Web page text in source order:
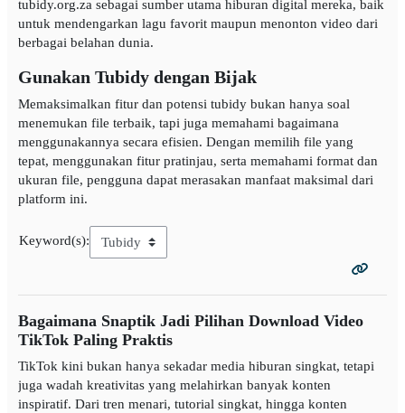
tubidy.org.za sebagai sumber utama hiburan digital mereka, baik
untuk mendengarkan lagu favorit maupun menonton video dari
berbagai belahan dunia.
Gunakan Tubidy dengan Bijak
Memaksimalkan fitur dan potensi tubidy bukan hanya soal
menemukan file terbaik, tapi juga memahami bagaimana
menggunakannya secara efisien. Dengan memilih file yang
tepat, menggunakan fitur pratinjau, serta memahami format dan
ukuran file, pengguna dapat merasakan manfaat maksimal dari
platform ini.
Keyword(s):
Bagaimana Snaptik Jadi Pilihan Download Video
TikTok Paling Praktis
TikTok kini bukan hanya sekadar media hiburan singkat, tetapi
juga wadah kreativitas yang melahirkan banyak konten
inspiratif. Dari tren menari, tutorial singkat, hingga konten